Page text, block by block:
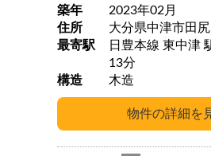
築年
2023年02月
住所
大分県中津市田尻
最寄駅
日豊本線 東中津 駅 徒歩
13分
構造
木造